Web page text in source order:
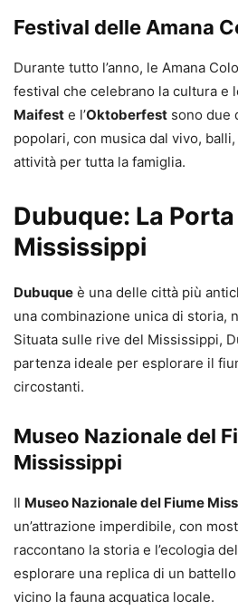
Festival delle Amana
Durante tutto l’anno, le Amana
festival che celebrano la cultura e
Maifest e l’Oktoberfest sono due
popolari, con musica dal vivo,
attività per tutta la famiglia.
Dubuque: La
Mississippi
Dubuque è una delle città più
una combinazione unica di storia,
Situata sulle rive del Mississippi,
partenza ideale per esplorare il
circostanti.
Museo Nazionale del
Mississippi
Il Museo Nazionale del Fiume
un’attrazione imperdibile, con
raccontano la storia e l’ecologia
esplorare una replica di un
vicino la fauna acquatica locale.